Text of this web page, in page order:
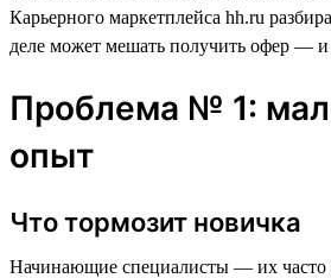
Карьерного маркетплейса hh.ru
деле может мешать получить офер — и
Проблема № 1:
опыт
Что тормозит новичка
Начинающие специалисты — их